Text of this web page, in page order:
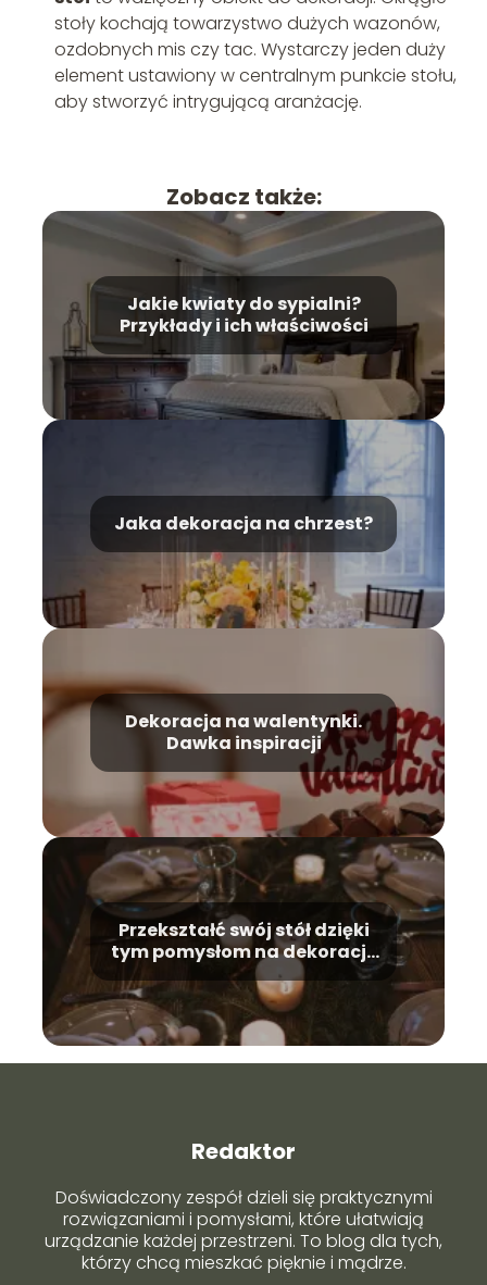
stoły kochają towarzystwo dużych wazonów,
ozdobnych mis czy tac. Wystarczy jeden duży
element ustawiony w centralnym punkcie stołu,
aby stworzyć intrygującą aranżację.
Zobacz także:
Jakie kwiaty do sypialni?
Przykłady i ich właściwości
Jaka dekoracja na chrzest‍?
Dekoracja na walentynki.
Dawka inspiracji
Przekształć swój stół dzięki
tym pomysłom na dekorację
stołu!
Redaktor
Doświadczony zespół dzieli się praktycznymi
rozwiązaniami i pomysłami, które ułatwiają
urządzanie każdej przestrzeni. To blog dla tych,
którzy chcą mieszkać pięknie i mądrze.